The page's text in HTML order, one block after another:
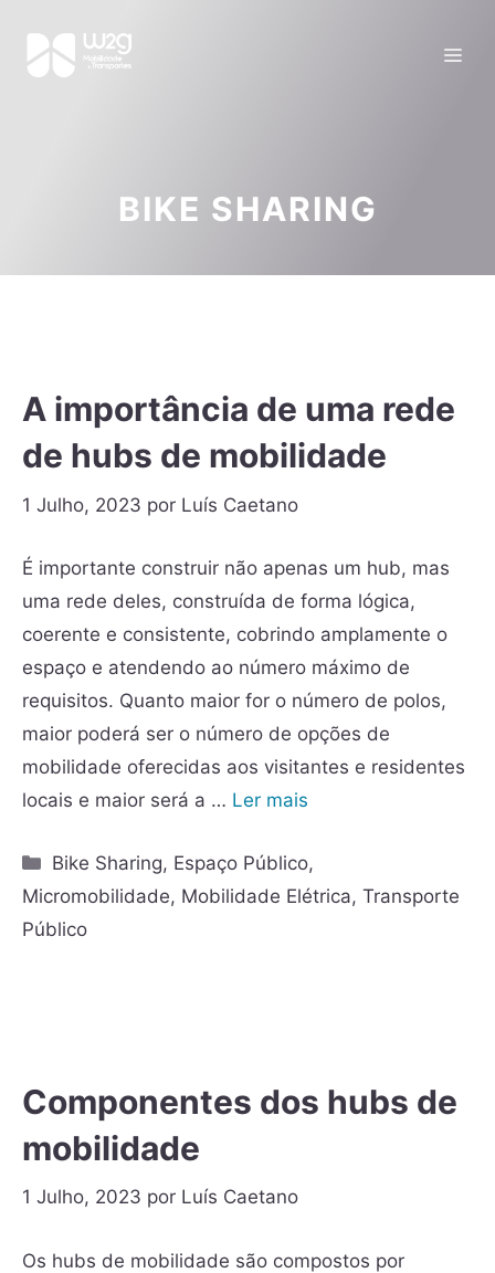
BIKE SHARING
A importância de uma rede
de hubs de mobilidade
1 Julho, 2023 por Luís Caetano
É importante construir não apenas um hub, mas
uma rede deles, construída de forma lógica,
coerente e consistente, cobrindo amplamente o
espaço e atendendo ao número máximo de
requisitos. Quanto maior for o número de polos,
maior poderá ser o número de opções de
mobilidade oferecidas aos visitantes e residentes
locais e maior será a … Ler mais
Bike Sharing, Espaço Público,
Micromobilidade, Mobilidade Elétrica, Transporte
Público
Componentes dos hubs de
mobilidade
1 Julho, 2023 por Luís Caetano
Os hubs de mobilidade são compostos por